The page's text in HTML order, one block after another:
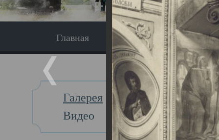
Главная Экскурсия
Галерея
Видео
Главная